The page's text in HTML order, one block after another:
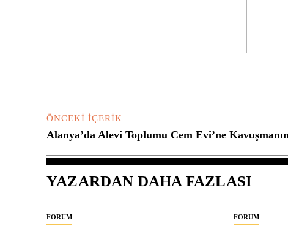
ÖNCEKI İÇERIK
Alanya’da Alevi Toplumu Cem Evi’ne
YAZARDAN DAHA FAZLASI
FORUM FORUM